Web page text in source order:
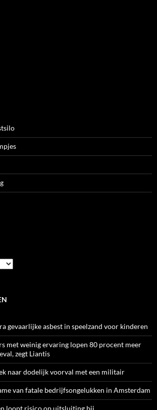
gevaarlijke asbest in speelzand voor kinderen
met weinig ervaring lopen 80 procent meer
zegt Liantis
naar dodelijk voorval met een militair
van fatale bedrijfsongelukken in Amsterdam
loopt risico op uitsluiting bij